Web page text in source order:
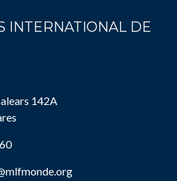
INTERNATIONAL DE
142A